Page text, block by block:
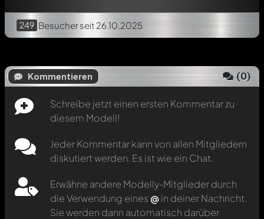
249 Besucherseit 26.10.2025
Kommentieren (0)
Schreibe jetzt einen ersten Kommentar zu
diesem Modell!
Jeder Kommentar kann von allen Mitgliedern
diskutiert werden. Es ist wie ein Chat.
Erwähne andere Modelly-Mitglieder durch
die Verwendung eines @in deiner Nachricht.
Sie werden dann automatisch darüber